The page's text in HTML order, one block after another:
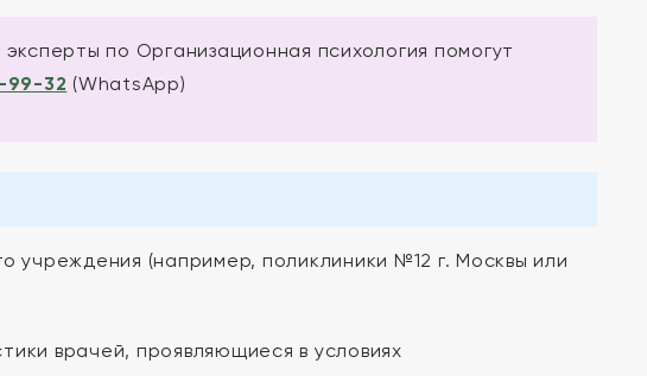
по Организационная психология помогут
99-32 (WhatsApp)
учреждения (например, поликлиники №12 г. Москвы или
врачей, проявляющиеся в условиях